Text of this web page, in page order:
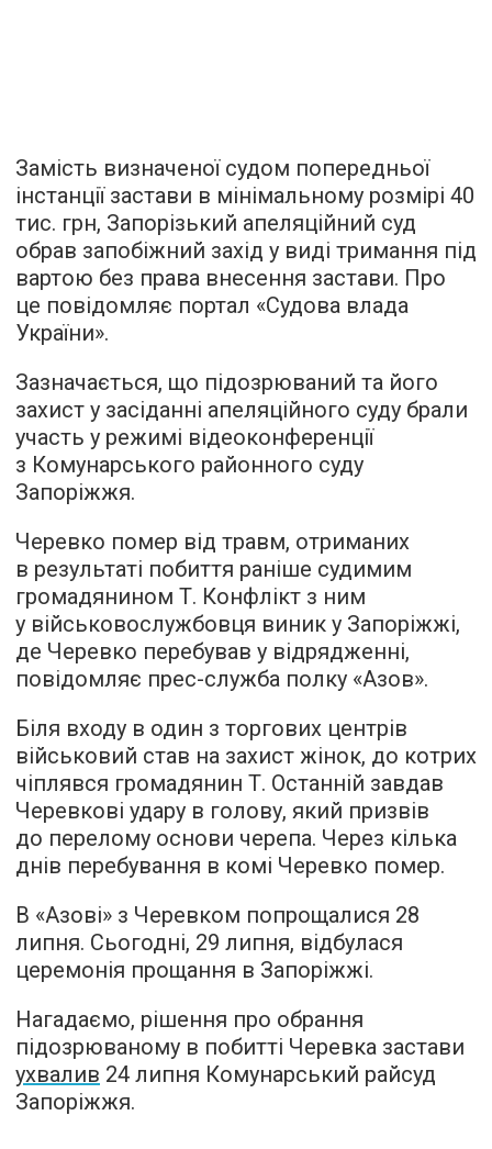
Замість визначеної судом попередньої
інстанції застави в мінімальному розмірі 40
тис. грн, Запорізький апеляційний суд
обрав запобіжний захід у виді тримання під
вартою без права внесення застави. Про
це повідомляє портал «Судова влада
України».
Зазначається, що підозрюваний та його
захист у засіданні апеляційного суду брали
участь у режимі відеоконференції
з Комунарського районного суду
Запоріжжя.
Черевко помер від травм, отриманих
в результаті побиття раніше судимим
громадянином Т. Конфлікт з ним
у військовослужбовця виник у Запоріжжі,
де Черевко перебував у відрядженні,
повідомляє прес-служба полку «Азов».
Біля входу в один з торгових центрів
військовий став на захист жінок, до котрих
чіплявся громадянин Т. Останній завдав
Черевкові удару в голову, який призвів
до перелому основи черепа. Через кілька
днів перебування в комі Черевко помер.
В «Азові» з Черевком попрощалися 28
липня. Сьогодні, 29 липня, відбулася
церемонія прощання в Запоріжжі.
Нагадаємо, рішення про обрання
підозрюваному в побитті Черевка застави
ухвалив 24 липня Комунарський райсуд
Запоріжжя.